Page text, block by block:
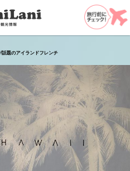
題のアイランドフレンチ